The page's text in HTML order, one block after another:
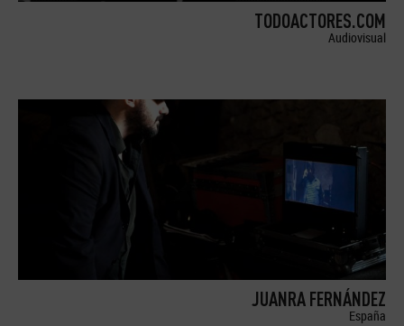
TODOACTORES.COM
Audiovisual
JUANRA FERNÁNDEZ
España